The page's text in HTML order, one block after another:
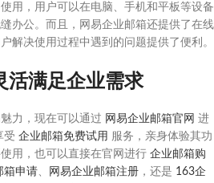
用，用户可以在电脑、手机和平板等设备
办公。而且，网易企业邮箱还提供了在线
解决使用过程中遇到的问题提供了便利。
活满足企业需求
力，现在可以通过 网易企业邮箱官网 进
受 企业邮箱免费试用 服务，亲身体验其功
用，也可以直接在官网进行 企业邮箱购
箱申请、 网易企业邮箱注册 ，还是 163企